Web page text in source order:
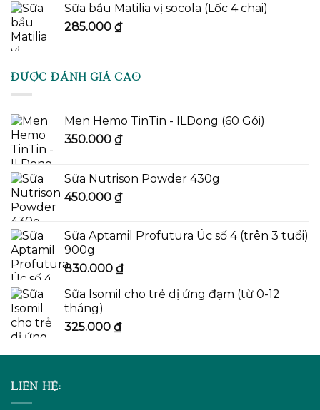
Sữa bầu Matilia vị socola (Lốc 4 chai)
285.000 ₫
ĐƯỢC ĐÁNH GIÁ CAO
Men Hemo TinTin - ILDong (60 Gói)
350.000 ₫
Sữa Nutrison Powder 430g
450.000 ₫
Sữa Aptamil Profutura Úc số 4 (trên 3 tuổi)
900g
830.000 ₫
Sữa Isomil cho trẻ dị ứng đạm (từ 0-12
tháng)
325.000 ₫
LIÊN HỆ: